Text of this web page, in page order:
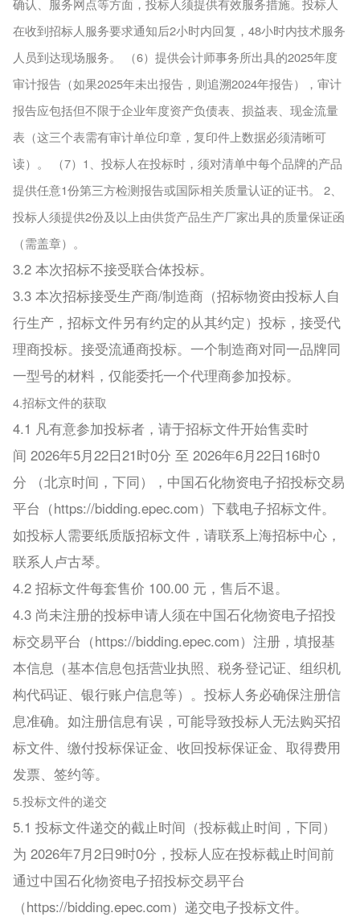
确认、服务网点等方面，投标人须提供有效服务措施。投标人
在收到招标人服务要求通知后2小时内回复，48小时内技术服务
人员到达现场服务。 （6）提供会计师事务所出具的2025年度
审计报告（如果2025年未出报告，则追溯2024年报告），审计
报告应包括但不限于企业年度资产负债表、损益表、现金流量
表（这三个表需有审计单位印章，复印件上数据必须清晰可
读）。 （7）1、投标人在投标时，须对清单中每个品牌的产品
提供任意1份第三方检测报告或国际相关质量认证的证书。 2、
投标人须提供2份及以上由供货产品生产厂家出具的质量保证函
（需盖章）。
3.2 本次招标不接受联合体投标。
3.3 本次招标接受生产商/制造商（招标物资由投标人自
行生产，招标文件另有约定的从其约定）投标，接受代
理商投标。接受流通商投标。一个制造商对同一品牌同
一型号的材料，仅能委托一个代理商参加投标。
4.招标文件的获取
4.1 凡有意参加投标者，请于招标文件开始售卖时
间 2026年5月22日21时0分 至 2026年6月22日16时0
分 （北京时间，下同），中国石化物资电子招投标交易
平台（https://bidding.epec.com）下载电子招标文件。
如投标人需要纸质版招标文件，请联系上海招标中心，
联系人卢古琴。
4.2 招标文件每套售价 100.00 元，售后不退。
4.3 尚未注册的投标申请人须在中国石化物资电子招投
标交易平台（https://bidding.epec.com）注册，填报基
本信息（基本信息包括营业执照、税务登记证、组织机
构代码证、银行账户信息等）。投标人务必确保注册信
息准确。如注册信息有误，可能导致投标人无法购买招
标文件、缴付投标保证金、收回投标保证金、取得费用
发票、签约等。
5.投标文件的递交
5.1 投标文件递交的截止时间（投标截止时间，下同）
为 2026年7月2日9时0分，投标人应在投标截止时间前
通过中国石化物资电子招投标交易平台
（https://bidding.epec.com）递交电子投标文件。